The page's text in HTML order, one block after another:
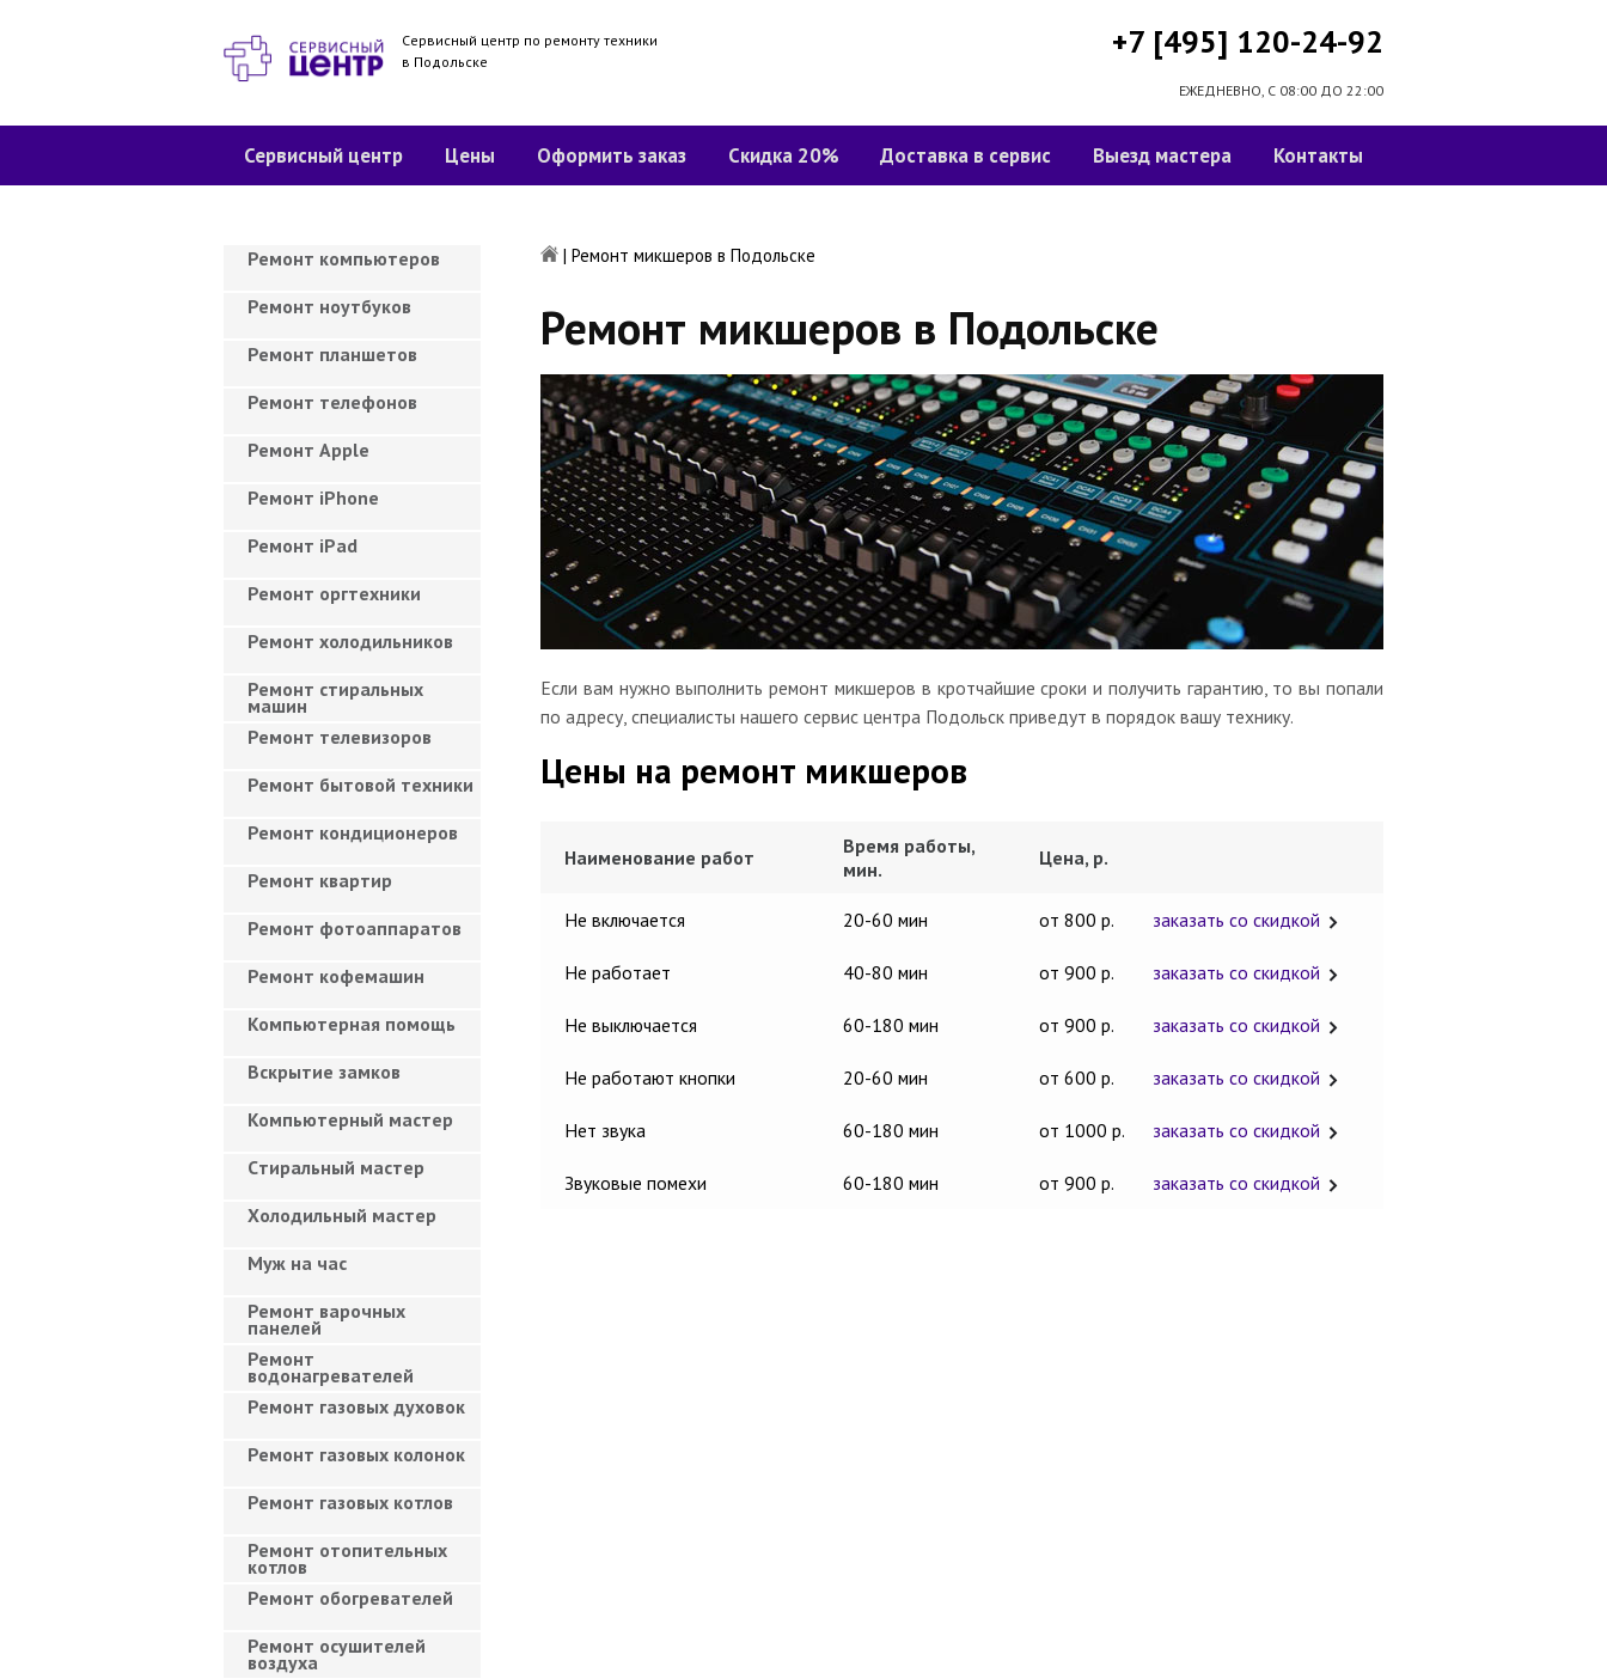
Сервисный центр по ремонту техники
в Подольске
+7 [495] 120-24-92
ЕЖЕДНЕВНО, С 08:00 ДО 22:00
Сервисный центр Цены Оформить заказ Скидка 20% Доставка в сервис Выезд мастера Контакты
| Ремонт микшеров в Подольске
Ремонт микшеров в Подольске
Если вам нужно выполнить ремонт микшеров в кротчайшие сроки и получить гарантию, то вы попали
по адресу, специалисты нашего сервис центра Подольск приведут в порядок вашу технику.
Цены на ремонт микшеров
Наименование работ
Время работы,
мин.
Цена, р.
Не включается 20-60 мин от 800 р. заказать со скидкой
Не работает 40-80 мин от 900 р. заказать со скидкой
Не выключается 60-180 мин от 900 р. заказать со скидкой
Не работают кнопки 20-60 мин от 600 р. заказать со скидкой
Нет звука 60-180 мин от 1000 р. заказать со скидкой
Звуковые помехи 60-180 мин от 900 р. заказать со скидкой
Ремонт компьютеров
Ремонт ноутбуков
Ремонт планшетов
Ремонт телефонов
Ремонт Apple
Ремонт iPhone
Ремонт iPad
Ремонт оргтехники
Ремонт холодильников
Ремонт стиральных
машин
Ремонт телевизоров
Ремонт бытовой техники
Ремонт кондиционеров
Ремонт квартир
Ремонт фотоаппаратов
Ремонт кофемашин
Компьютерная помощь
Вскрытие замков
Компьютерный мастер
Cтиральный мастер
Холодильный мастер
Муж на час
Ремонт варочных
панелей
Ремонт
водонагревателей
Ремонт газовых духовок
Ремонт газовых колонок
Ремонт газовых котлов
Ремонт отопительных
котлов
Ремонт обогревателей
Ремонт осушителей
воздуха